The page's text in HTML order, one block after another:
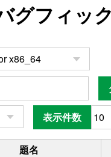
グフィッ
表示件数
題名